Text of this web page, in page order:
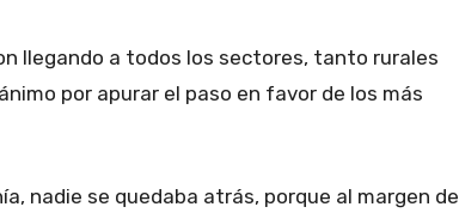
llegando a todos los sectores, tanto rurales
por apurar el paso en favor de los más
nadie se quedaba atrás, porque al margen de